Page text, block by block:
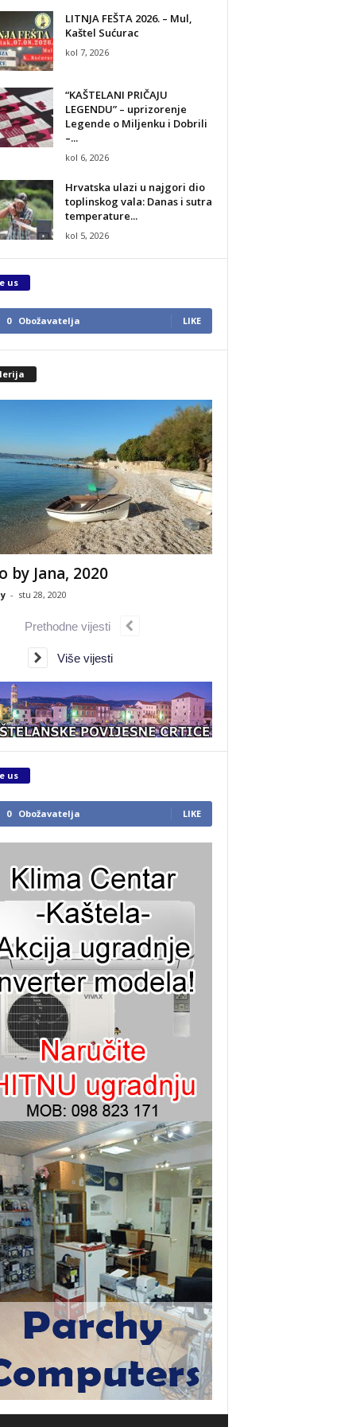
LITNJA FEŠTA 2026. – Mul,
Kaštel Sućurac
kol 7, 2026
“KAŠTELANI PRIČAJU
LEGENDU” – uprizorenje
Legende o Miljenku i Dobrili
–...
kol 6, 2026
Hrvatska ulazi u najgori dio
toplinskog vala: Danas i sutra
temperature...
kol 5, 2026
us
0 Obožavatelja LIKE
by Jana, 2020
- stu 28, 2020
Prethodne vijesti
Više vijesti
us
0 Obožavatelja LIKE